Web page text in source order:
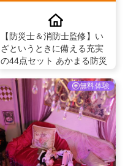
【防災士＆消防士監修】い
ざというときに備える充実
の44点セット あかまる防災
無料体験